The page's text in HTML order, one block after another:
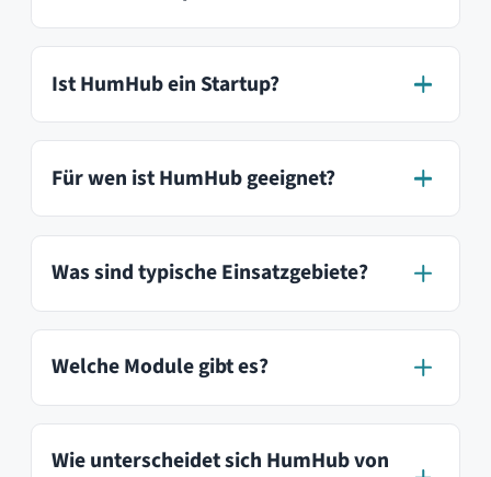
Brauche ich technisches Know-how
für die Installation?
Wie kann ich auf dem Laufenden
bleiben?
Ist HumHub DSGVO-konform?
Wo werden meine Daten